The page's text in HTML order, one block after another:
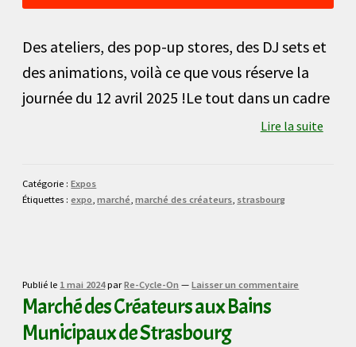
Des ateliers, des pop-up stores, des DJ sets et
des animations, voilà ce que vous réserve la
journée du 12 avril 2025 !Le tout dans un cadre
Lire la suite
Catégorie :Expos
Étiquettes :expo,marché,marché des créateurs, strasbourg
Publié le 1 mai 2024 parRe-Cycle-On —Laisser un commentaire
Marché des Créateurs aux Bains
Municipaux de Strasbourg